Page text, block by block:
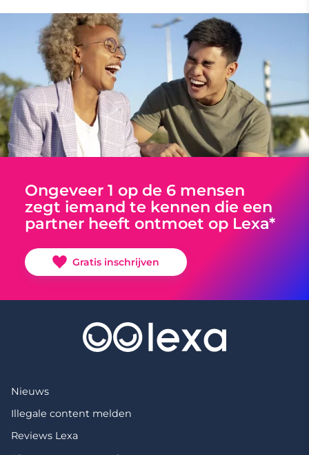
Ongeveer 1 op de 6 mensen
zegt iemand te kennen die een
partner heeft ontmoet op Lexa*
Gratis inschrijven
Nieuws
Illegale content melden
Reviews Lexa